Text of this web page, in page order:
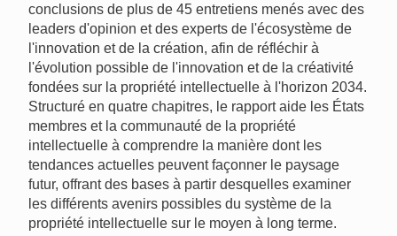
conclusions de plus de 45 entretiens menés avec des
leaders d'opinion et des experts de l'écosystème de
l'innovation et de la création, afin de réfléchir à
l'évolution possible de l'innovation et de la créativité
fondées sur la propriété intellectuelle à l'horizon 2034.
Structuré en quatre chapitres, le rapport aide les États
membres et la communauté de la propriété
intellectuelle à comprendre la manière dont les
tendances actuelles peuvent façonner le paysage
futur, offrant des bases à partir desquelles examiner
les différents avenirs possibles du système de la
propriété intellectuelle sur le moyen à long terme.